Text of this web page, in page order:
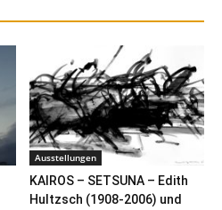
Ausstellungen
KAIROS – SETSUNA – Edith
Hultzsch (1908-2006) und